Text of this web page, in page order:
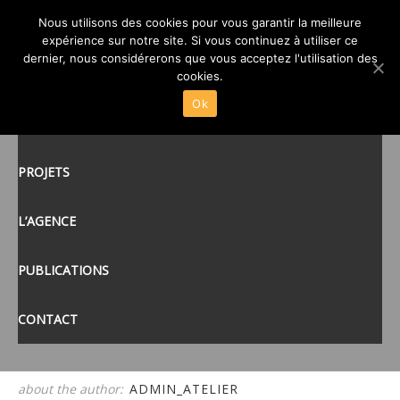
PROJETS
L’AGENCE
PUBLICATIONS
CONTACT
00-ATELIER-CUB3-ALSH-
FLAMANVILLE-50-
posté le 5 JAN 2015/
about the author: ADMIN_ATELIER
Nous utilisons des cookies pour vous garantir la meilleure
expérience sur notre site. Si vous continuez à utiliser ce
dernier, nous considérerons que vous acceptez l'utilisation des
cookies.
Ok